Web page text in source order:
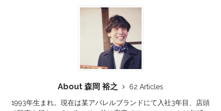
About 森岡 裕之
62 Articles
1993年生まれ。現在は某アパレルブランドにて入社3年目、店頭